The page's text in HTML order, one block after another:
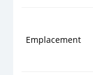
Emplacement